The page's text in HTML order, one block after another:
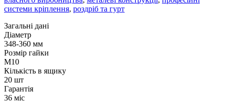
системи кріплення, роздріб та гурт
Загальні дані
Діаметр
348-360 мм
Розмір гайки
М10
Кількість в ящику
20 шт
Гарантія
36 міс